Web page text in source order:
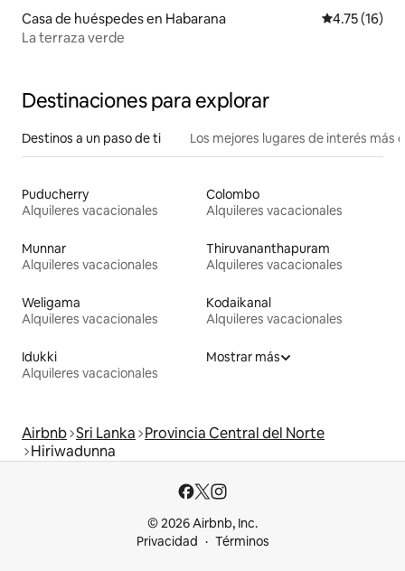
Casa de huéspedes en Habarana Calificación
4.75 (16)
La terraza verde
Destinaciones para explorar
Destinos a un paso de ti Los mejores lugares de interés más
Puducherry
Alquileres vacacionales
Colombo
Alquileres vacacionales
Munnar
Alquileres vacacionales
Thiruvananthapuram
Alquileres vacacionales
Weligama
Alquileres vacacionales
Kodaikanal
Alquileres vacacionales
Idukki
Alquileres vacacionales
Mostrar más
Airbnb Sri Lanka Provincia Central del Norte
Hiriwadunna
© 2026 Airbnb, Inc.
Privacidad
Términos